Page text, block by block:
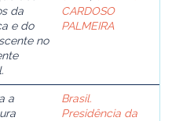
da
e do
no
CARDOSO
PALMEIRA
a
Brasil.
Presidência da